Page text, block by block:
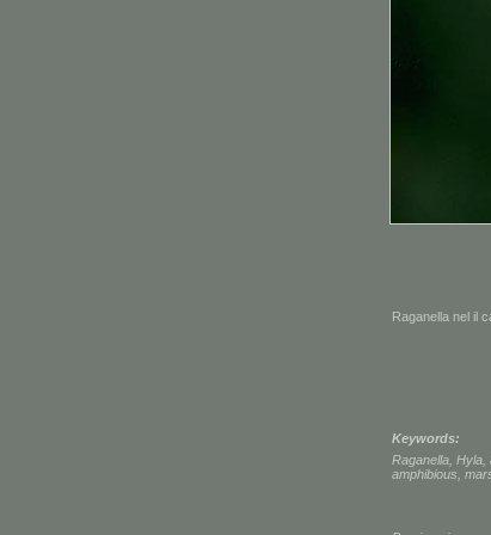
Raganella nel il
Keywords:
Raganella Hyla
amphibious